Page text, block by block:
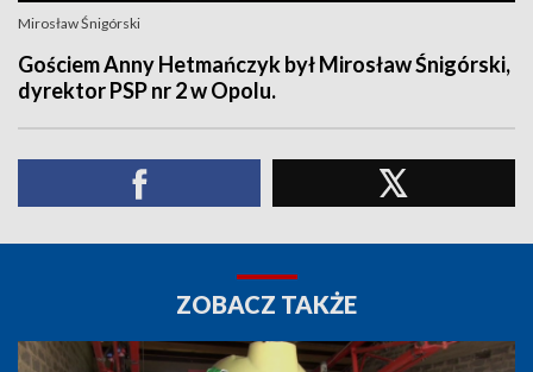
Mirosław Śnigórski
Gościem Anny Hetmańczyk był Mirosław Śnigórski,
dyrektor PSP nr 2 w Opolu.
ZOBACZ TAKŻE